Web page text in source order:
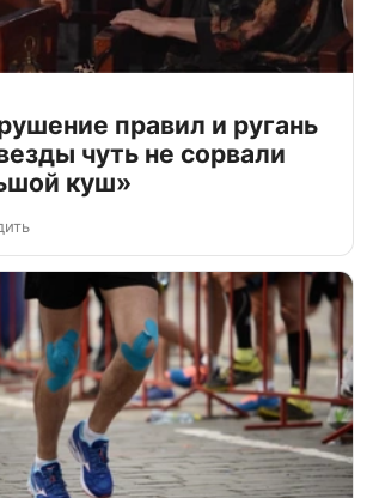
правил и ругань
чуть не сорвали
куш»